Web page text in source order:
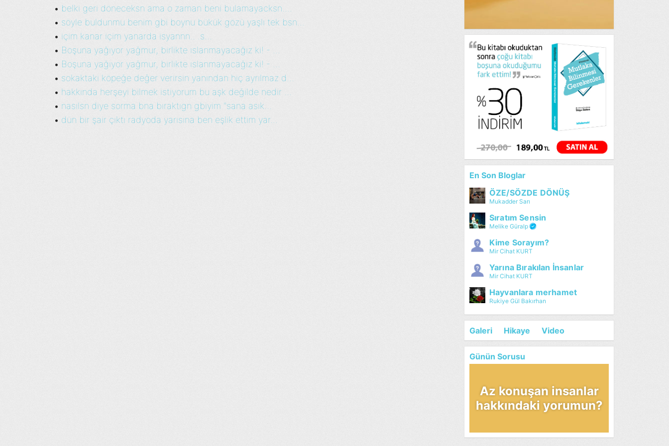
• belki geri döneceksn ama o zaman beni bulamayacksn....
• söyle buldunmu benim gbi boynu bükük gözü yaşlı tek bsn...
• içim kanar içim yanarda isyannn.. .s...
• Boşuna yağıyor yağmur, birlikte ıslanmayacağız ki! - ...
• Boşuna yağıyor yağmur, birlikte ıslanmayacağız ki! - ...
• sokaktaki köpeğe değer verirsin yanından hiç ayrılmaz d...
• hakkında herşeyi bilmek istiyorum bu aşk değilde nedir ...
• nasılsn diye sorma bna bıraktıgn gbiyim "sana asık...
• dün bir şair çıktı radyoda yarısına ben eşlik ettim yar...
En Son Bloglar
ÖZE/SÖZDE DÖNÜŞ
Mukadder Sarı
Sıratım Sensin
Melike Güralp
Kime Sorayım?
Mir Cihat KURT
Yarına Bırakılan İnsanlar
Mir Cihat KURT
Hayvanlara merhamet
Rukiye Gül Bakırhan
Galeri Hikaye Video
Günün Sorusu
Az konuşan insanlar
hakkındaki yorumun?